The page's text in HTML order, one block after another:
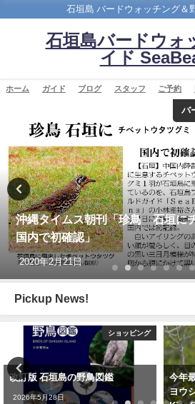
石垣島 バードウォッチング＆
石垣島バードウォ
イド
ホーム ガイド ブログ スタッフ ご予約
バ
沖縄タイムス朝刊「珍鳥 石垣に
国内で初確認」
2020年2月21日
Pickup News!
ショッピング
改訂版 石垣島の野鳥図鑑
2026年5月28日
今年
ヨウ